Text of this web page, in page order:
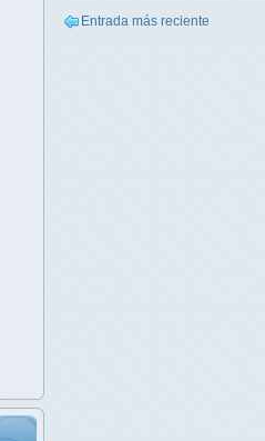
Entrada más reciente